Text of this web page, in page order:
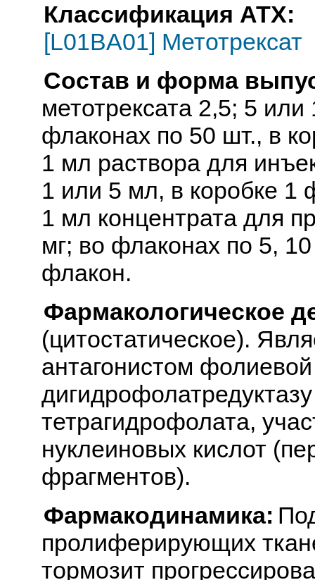
Классификация АТХ:
[L01BA01] Метотрексат
Состав и форма
метотрексата 2,5; 5
флаконах по 50 шт., в
1 мл раствора для
1 или 5 мл, в коробке 1
1 мл концентрата для
мг; во флаконах по 5,
флакон.
Фармакологическое
(цитостатическое).
антагонистом
тетрагидрофолата,
нуклеиновых кислот
фрагментов).
Фармакодинамика:
пролиферирующих
тормозит